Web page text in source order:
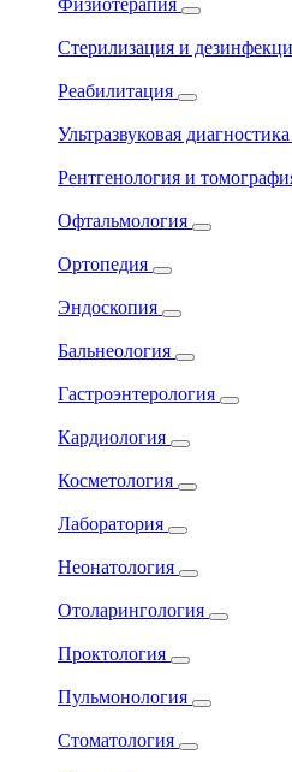
Физиотерапия
Стерилизация и
Реабилитация
Ультразвуковая диагностика
Рентгенология и
Офтальмология
Ортопедия
Эндоскопия
Бальнеология
Гастроэнтерология
Кардиология
Косметология
Лаборатория
Неонатология
Отоларингология
Проктология
Пульмонология
Стоматология